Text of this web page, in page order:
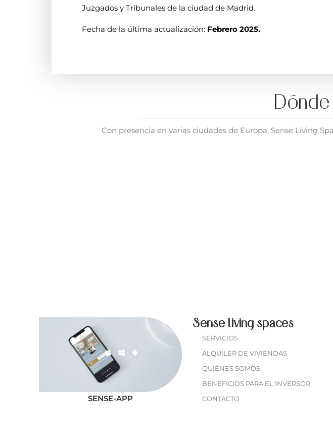
Juzgados y Tribunales de la ciudad de Madrid.
Fecha de la última actualización: Febrero 2025.
Con presencia en varias ciudades de Europa, Sense Living
SENSE-APP
Sense living spaces
SERVICIOS
ALQUILER DE VIVIENDAS
QUIÉNES SOMOS
BENEFICIOS PARA EL INVERSOR
CONTACTO